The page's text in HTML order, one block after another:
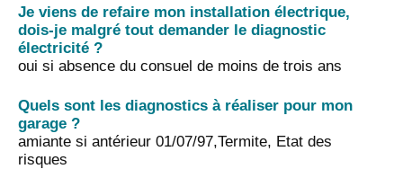
Je viens de refaire mon installation électrique,
dois-je malgré tout demander le diagnostic
électricité ?
oui si absence du consuel de moins de trois ans
Quels sont les diagnostics à réaliser pour mon
garage ?
amiante si antérieur 01/07/97,Termite, Etat des
risques